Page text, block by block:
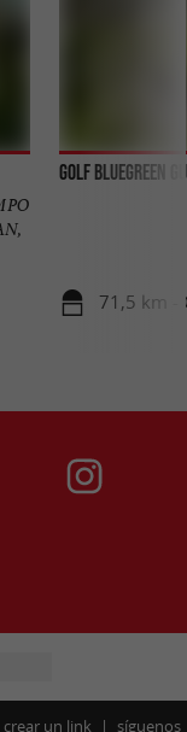
Golf Bluegreen
71,5 km -
crear un link síguenos